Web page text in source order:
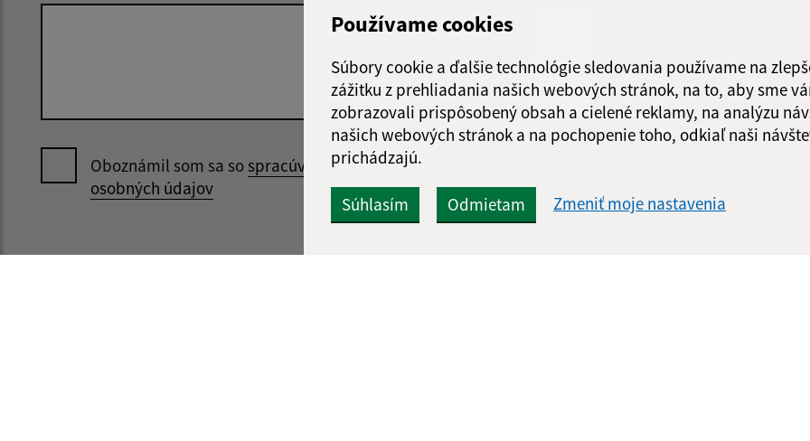
Používame cookies
Súbory cookie a ďalšie technológie sledovania používame na
zážitku z prehliadania našich webových stránok, na to, aby sme
zobrazovali prispôsobený obsah a cielené reklamy, na analýzu
našich webových stránok a na pochopenie toho, odkiaľ naši
prichádzajú.
Súhlasím Odmietam Zmeniť moje nastavenia
Oboznámil som sa sospracúvaním
osobných údajov
Google reCaptcha Response